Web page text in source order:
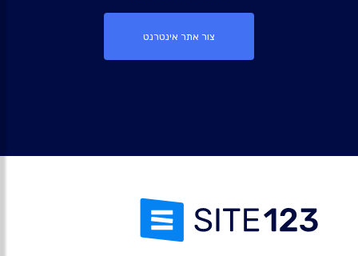
צור אתר אינטרנט